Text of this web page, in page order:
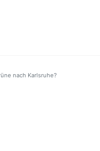
nach Karlsruhe?